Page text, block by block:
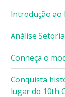
Introdução ao
Análise
Conheça o
Conquista
lugar do 10th